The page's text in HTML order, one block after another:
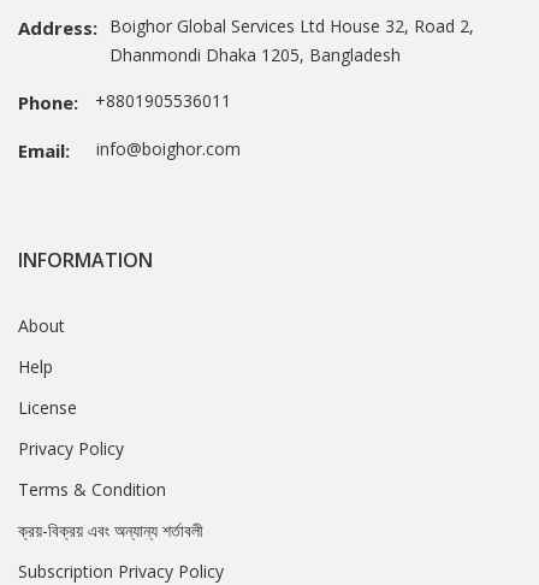
Address: Boighor Global Services Ltd House 32, Road 2,
Dhanmondi Dhaka 1205, Bangladesh
Phone: +8801905536011
Email: info@boighor.com
INFORMATION
About
Help
License
Privacy Policy
Terms & Condition
ক্রয়-বিক্রয় এবং অন্যান্য শর্তাবলী
Subscription Privacy Policy